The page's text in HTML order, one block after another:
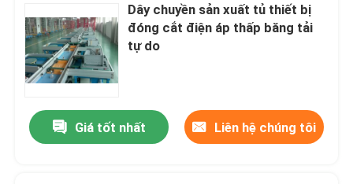
Dây chuyền sản xuất tủ thiết bị
đóng cắt điện áp thấp băng tải
tự do
Giá tốt nhất Liên hệ chúng tôi